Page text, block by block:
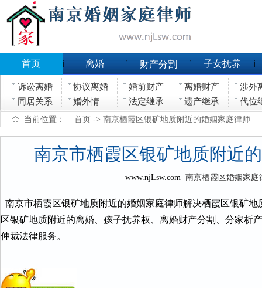
首页 离婚 财产分割 子女抚养
诉讼离婚 协议离婚 婚前财产 离婚财产
涉外
同居关系
婚外情 法定继承 遗产继承 代位
当前位置： 首页 -> 南京栖霞区银矿地质附近的婚姻家庭律师
南京市栖霞区银矿地质附近
www.njLsw.com南京栖霞区婚姻家庭
南京市栖霞区银矿地质附近的婚姻家庭律师解决栖霞区银矿
区银矿地质附近的离婚、孩子抚养权、离婚财产分割、分家析
仲裁法律服务。